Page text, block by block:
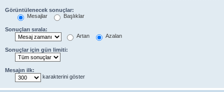
Görüntülenecek sonuçlar:
Mesajlar
Başlıklar
Sonuçları sırala:
Artan
Azalan
Sonuçlar için gün limiti:
Mesajın ilk:
karakterini göster